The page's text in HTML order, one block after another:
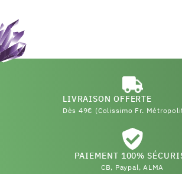
LIVRAISON OFFERTE
Dès 49€ (Colissimo Fr.
PAIEMENT 100%
CB, Paypal, ALMA